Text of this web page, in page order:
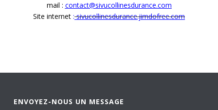
mail : contact@sivucollinesdurance.com
Site internet :sivucollinesdurance.jimdofree.com
ENVOYEZ-NOUS UN MESSAGE